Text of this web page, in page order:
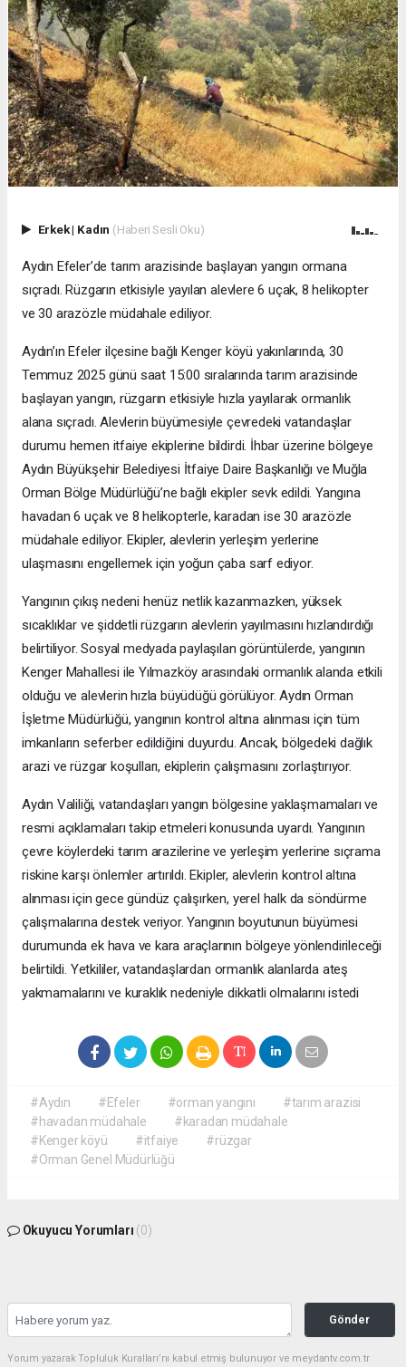
Erkek| Kadın (Haberi Sesli Oku)
Aydın Efeler’de tarım arazisinde başlayan yangın ormana
sıçradı. Rüzgarın etkisiyle yayılan alevlere 6 uçak, 8 helikopter
ve 30 arazözle müdahale ediliyor.
Aydın’ın Efeler ilçesine bağlı Kenger köyü yakınlarında, 30
Temmuz 2025 günü saat 15:00 sıralarında tarım arazisinde
başlayan yangın, rüzgarın etkisiyle hızla yayılarak ormanlık
alana sıçradı. Alevlerin büyümesiyle çevredeki vatandaşlar
durumu hemen itfaiye ekiplerine bildirdi. İhbar üzerine bölgeye
Aydın Büyükşehir Belediyesi İtfaiye Daire Başkanlığı ve Muğla
Orman Bölge Müdürlüğü’ne bağlı ekipler sevk edildi. Yangına
havadan 6 uçak ve 8 helikopterle, karadan ise 30 arazözle
müdahale ediliyor. Ekipler, alevlerin yerleşim yerlerine
ulaşmasını engellemek için yoğun çaba sarf ediyor.
Yangının çıkış nedeni henüz netlik kazanmazken, yüksek
sıcaklıklar ve şiddetli rüzgarın alevlerin yayılmasını hızlandırdığı
belirtiliyor. Sosyal medyada paylaşılan görüntülerde, yangının
Kenger Mahallesi ile Yılmazköy arasındaki ormanlık alanda etkili
olduğu ve alevlerin hızla büyüdüğü görülüyor. Aydın Orman
İşletme Müdürlüğü, yangının kontrol altına alınması için tüm
imkanların seferber edildiğini duyurdu. Ancak, bölgedeki dağlık
arazi ve rüzgar koşulları, ekiplerin çalışmasını zorlaştırıyor.
Aydın Valiliği, vatandaşları yangın bölgesine yaklaşmamaları ve
resmi açıklamaları takip etmeleri konusunda uyardı. Yangının
çevre köylerdeki tarım arazilerine ve yerleşim yerlerine sıçrama
riskine karşı önlemler artırıldı. Ekipler, alevlerin kontrol altına
alınması için gece gündüz çalışırken, yerel halk da söndürme
çalışmalarına destek veriyor. Yangının boyutunun büyümesi
durumunda ek hava ve kara araçlarının bölgeye yönlendirileceği
belirtildi. Yetkililer, vatandaşlardan ormanlık alanlarda ateş
yakmamalarını ve kuraklık nedeniyle dikkatli olmalarını istedi
#Aydın #Efeler #orman yangını
#tarım arazisi
#havadan müdahale
#karadan müdahale
#Kenger köyü
#itfaiye
#rüzgar
#Orman Genel Müdürlüğü
Okuyucu Yorumları (0)
Gönder
Yorum yazarak Topluluk Kuralları’nı kabul etmiş bulunuyor ve meydantv.com.tr